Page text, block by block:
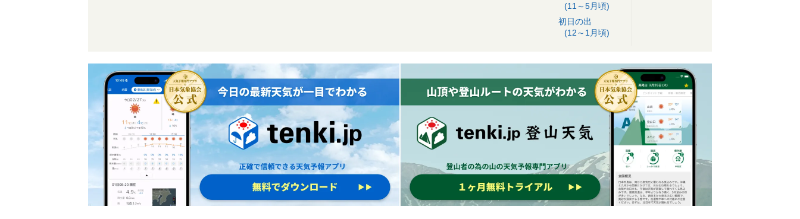
(11～5月頃)
初日の出
(12～1月頃)